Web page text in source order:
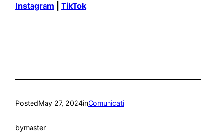
Instagram TikTok
PostedMay 27, 2024inComunicati
bymaster